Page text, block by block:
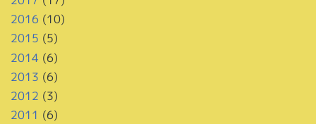
2016 (10)
2015 (5)
2014 (6)
2013 (6)
2012 (3)
2011 (6)